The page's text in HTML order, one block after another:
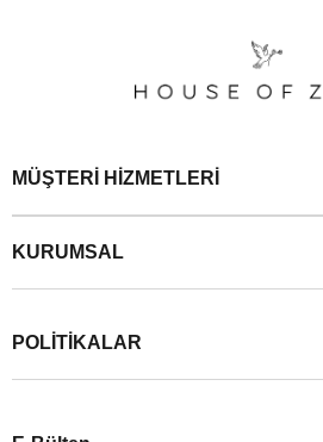
MÜŞTERİ HİZMETLERİ
KURUMSAL
POLİTİKALAR